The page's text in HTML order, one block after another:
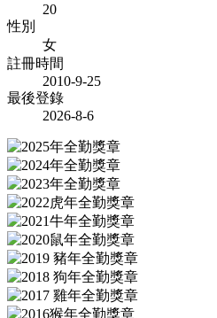
20
性別
女
註冊時間
2010-9-25
最後登錄
2026-8-6